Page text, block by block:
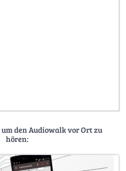
den Audiowalk vor Ort zu
hören: